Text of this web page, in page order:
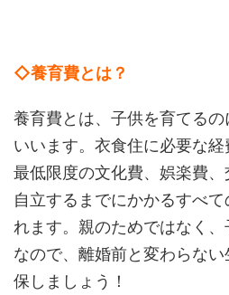
◇養育費とは？
養育費とは、子供を育てる
いいます。衣食住に必要な経
最低限度の文化費、娯楽費
自立するまでにかかるすべ
れます。親のためではなく
なので、離婚前と変わらな
保しましょう！